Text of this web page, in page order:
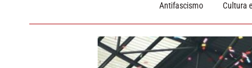
Antifascismo Cultura